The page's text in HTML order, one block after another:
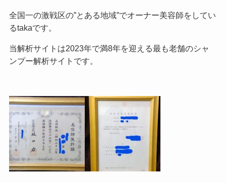
全国一の激戦区の”とある地域”でオーナー美容師をしてい
るtakaです。
当解析サイトは2023年で満8年を迎える最も老舗のシャ
ンプー解析サイトです。